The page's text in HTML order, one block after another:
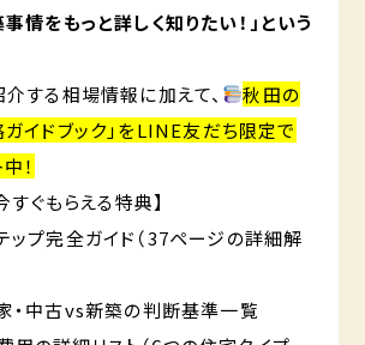
情をもっと詳しく知りたい！」という
する相場情報に加えて、
秋田の
イドブック」をLINE友だち限定で
！
ぐもらえる特典】
ップ完全ガイド（37ページの詳細解
・中古vs新築の判断基準一覧